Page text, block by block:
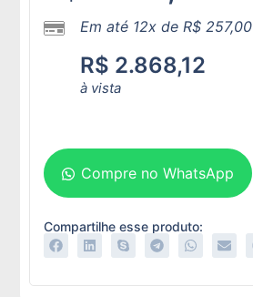
Em até 12x deR$ 257,00
R$ 2.868,12
à vista
Compre no WhatsApp
Compartilhe esse produto: